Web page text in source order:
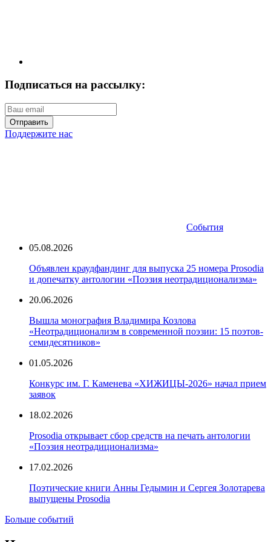
Подписаться на рассылку:
Отправить
Поддержите нас
События
05.08.2026
Объявлен краудфандинг для выпуска 25 номера Prosodia
и допечатку антологии «Поэзия неотрадиционализма»
20.06.2026
Вышла монография Владимира Козлова
«Неотрадиционализм в современной поэзии: 15 поэтов-
семидесятников»
01.05.2026
Конкурс им. Г. Каменева «ХИЖИЦЫ-2026» начал прием
заявок
18.02.2026
Prosodia открывает сбор средств на печать антологии
«Поэзия неотрадиционализма»
17.02.2026
Поэтические книги Анны Гедымин и Сергея Золотарева
выпущены Prosodia
Больше событий